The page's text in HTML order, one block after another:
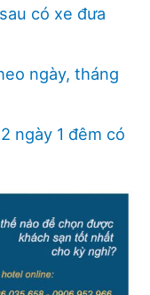
có xe đưa
ngày, tháng
ngày 1 đêm có